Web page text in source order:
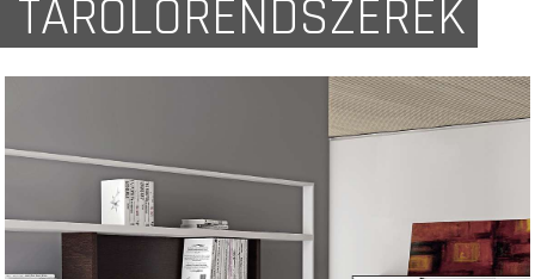
TÁROLÓRENDSZEREK